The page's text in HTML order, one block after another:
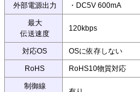
外部電源出力 ・DC5V 600mA
最大
伝送速度
120kbps
対応OS OSに依存しない
RoHS RoHS10物質対応
制御線